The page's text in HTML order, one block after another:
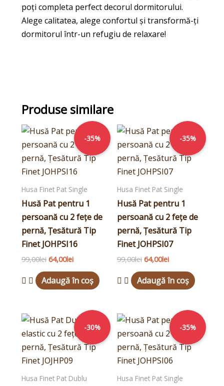
poți completa perfect decorul dormitorului.
Alege calitatea, alege confortul și transformă-ți
dormitorul într-un refugiu de relaxare!
Produse similare
-35%
Husa Finet Pat Single
Husă Pat pentru 1
persoană cu 2 fețe de
pernă, Țesătură Tip
Finet JOHPSI16
99,00lei
Prețul
inițial
a
fost:
99,00lei.
64,00lei
Prețul
curent
este:
64,00lei.
Adaugă în coș
-35%
Husa Finet Pat Single
Husă Pat pentru 1
persoană cu 2 fețe de
pernă, Țesătură Tip
Finet JOHPSI07
99,00lei
Prețul
inițial
a
fost:
99,00lei.
64,00lei
Prețul
curent
este:
64,00lei.
Adaugă în coș
-30%
Husa Finet Pat Dublu
Prețul
inițial
a
fost:
99,00lei.
Prețul
curent
este:
69,00lei.
-35%
Husa Finet Pat Single
Prețul
inițial
a
fost:
99,00lei.
Prețul
curent
este:
64,00lei.